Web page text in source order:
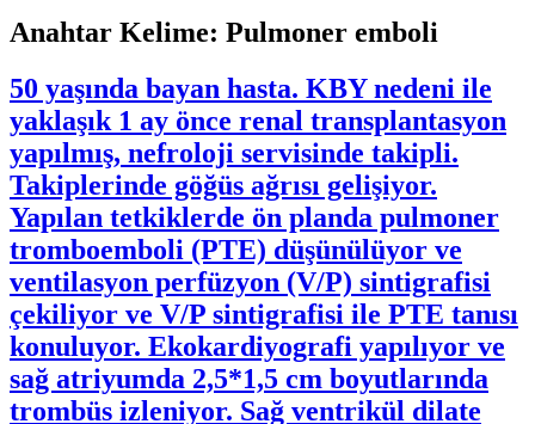
Anahtar Kelime: Pulmoner emboli
50 yaşında bayan hasta. KBY nedeni ile
yaklaşık 1 ay önce renal transplantasyon
yapılmış, nefroloji servisinde takipli.
Takiplerinde göğüs ağrısı gelişiyor.
Yapılan tetkiklerde ön planda pulmoner
tromboemboli (PTE) düşünülüyor ve
ventilasyon perfüzyon (V/P) sintigrafisi
çekiliyor ve V/P sintigrafisi ile PTE tanısı
konuluyor. Ekokardiyografi yapılıyor ve
sağ atriyumda 2,5*1,5 cm boyutlarında
trombüs izleniyor. Sağ ventrikül dilate